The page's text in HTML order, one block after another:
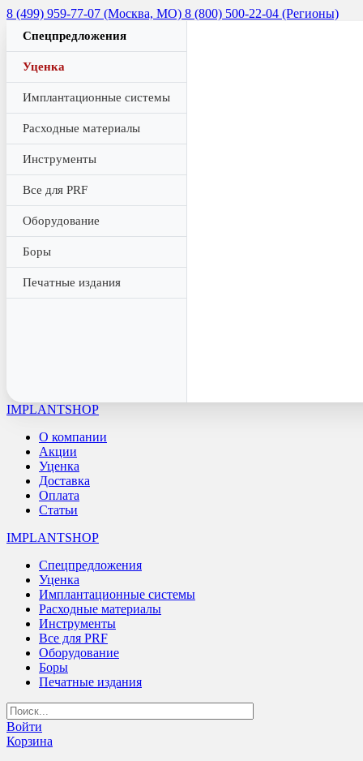
8 (499) 959-77-07 (Москва, МО) 8 (800) 500-22-04 (Регионы)
Спецпредложения
Уценка
Имплантационные системы
Расходные материалы
Инструменты
Все для PRF
Оборудование
Боры
Печатные издания
IMPLANTSHOP
О компании
Акции
Уценка
Доставка
Оплата
Статьи
IMPLANTSHOP
Спецпредложения
Уценка
Имплантационные системы
Расходные материалы
Инструменты
Все для PRF
Оборудование
Боры
Печатные издания
Войти
Корзина